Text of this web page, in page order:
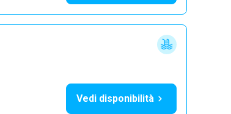
Vedi disponibilità